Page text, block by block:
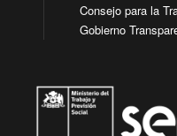
Consejo para la
Gobierno